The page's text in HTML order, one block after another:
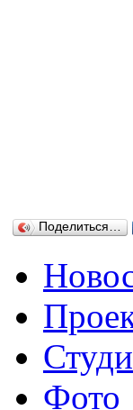
Поделиться…
Фото